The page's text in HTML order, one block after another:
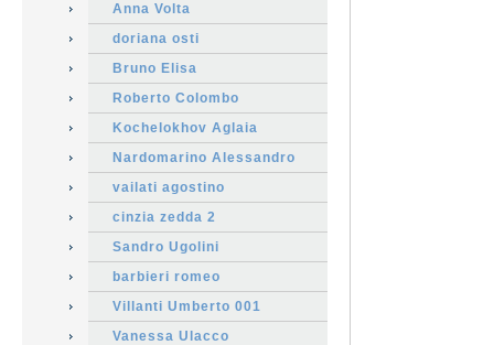
Anna Volta
doriana osti
Bruno Elisa
Roberto Colombo
Kochelokhov Aglaia
Nardomarino Alessandro
vailati agostino
cinzia zedda 2
Sandro Ugolini
barbieri romeo
Villanti Umberto 001
Vanessa Ulacco